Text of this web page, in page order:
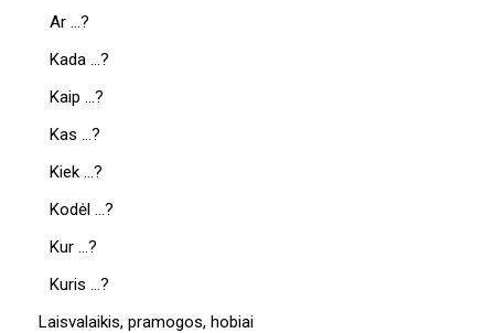
Ar …?
Kada …?
Kaip …?
Kas …?
Kiek …?
Kodėl …?
Kur …?
Kuris …?
Laisvalaikis, pramogos, hobiai